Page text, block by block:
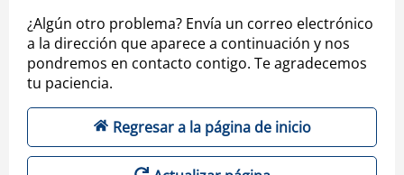
¿Algún otro problema? Envía un correo electrónico
a la dirección que aparece a continuación y nos
pondremos en contacto contigo. Te agradecemos
tu paciencia.
Regresar a la página de inicio